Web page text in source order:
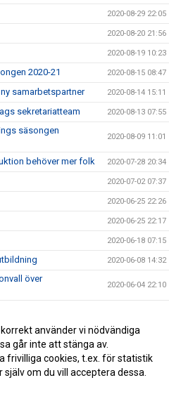
2020-08-29 22:05
2020-08-20 21:56
2020-08-19 10:23
2020-21 2020-08-15 08:47
samarbetspartner 2020-08-14 15:11
sekretariatteam 2020-08-13 07:55
säsongen
2020-08-09 11:01
behöver mer folk 2020-07-28 20:34
2020-07-02 07:37
2020-06-25 22:26
2020-06-25 22:17
2020-06-18 07:15
2020-06-08 14:32
över
2020-06-04 22:10
Hockey 2020-06-01 18:19
2020-05-27 14:55
använder vi nödvändiga
går inte att stänga av.
frivilliga cookies, t.ex. för statistik
om du vill acceptera dessa.